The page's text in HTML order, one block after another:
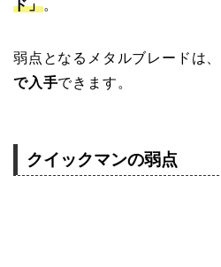
ド」。
弱点となるメタルブレードは、
で入手できます。
クイックマンの弱点